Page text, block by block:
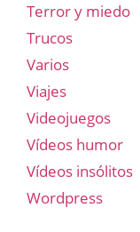
Terror y miedo
Trucos
Varios
Viajes
Videojuegos
Vídeos humor
Vídeos insólitos
Wordpress